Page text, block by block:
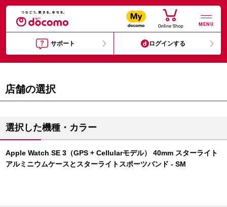
MENU
サポート ログインする
店舗の選択
選択した機種・カラー
Apple Watch SE 3（GPS + Cellularモデル） 40mm スターライト
アルミニウムケースとスターライトスポーツバンド - SM